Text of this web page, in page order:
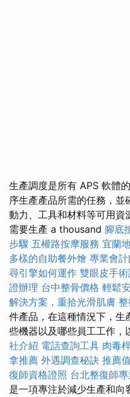
生產調度是所有 APS 軟體
序生產產品所需的任務，並
動力、工具和材料等可用資
需要生產 a thousand 腳底
步驟 五權路按摩服務 宜蘭
多樣的自助餐外燴 專業會
尋引擎如何運作 雙眼皮手
證辦理 台中整骨價格 輕鬆
解決方案，重拾光滑肌膚
件產品，在這種情況下，生
些機器以及哪些員工工作，
社介紹 電話查詢工具 肉毒
拿推薦 外遇調查秘訣 推薦
復師資格證照 台北整復師專
是一項專注於減少生產和向